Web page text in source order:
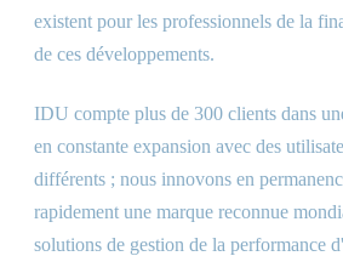
existent pour les professionnels de la
de ces développements.
IDU compte plus de 300 clients dans
en constante expansion avec des
différents ; nous innovons en
rapidement une marque reconnue
solutions de gestion de la performance